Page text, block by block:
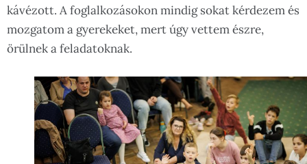
kávézott. A foglalkozásokon mindig sokat kérdezem és
mozgatom a gyerekeket, mert úgy vettem észre,
örülnek a feladatoknak.